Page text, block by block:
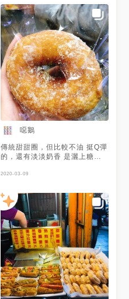
噁鵝
傳統甜甜圈，但比較不油 挺Q彈
的，還有淡淡奶香 是灑上糖粉
2020-03-09